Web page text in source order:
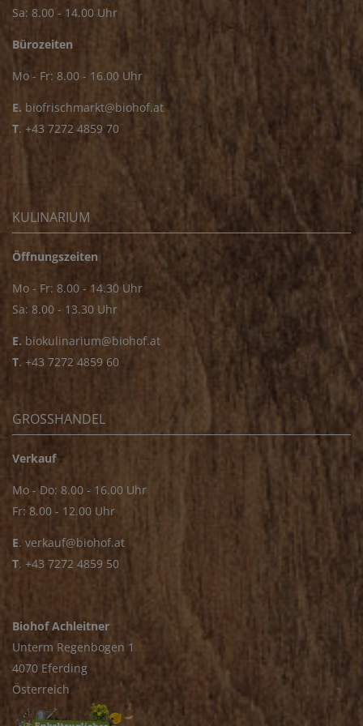
Sa: 8.00 - 14.00 Uhr
Bürozeiten
Mo - Fr: 8.00 - 16.00 Uhr
E. biofrischmarkt@biohof.at
T. +43 7272 4859 70
KULINARIUM
Öffnungszeiten
Mo - Fr: 8.00 - 14.30 Uhr
Sa: 8.00 - 13.30 Uhr
E. biokulinarium@biohof.at
T. +43 7272 4859 60
GROSSHANDEL
Verkauf
Mo - Do: 8.00 - 16.00 Uhr
Fr: 8.00 - 12.00 Uhr
E. verkauf@biohof.at
T. +43 7272 4859 50
Biohof Achleitner
Unterm Regenbogen 1
4070 Eferding
Österreich